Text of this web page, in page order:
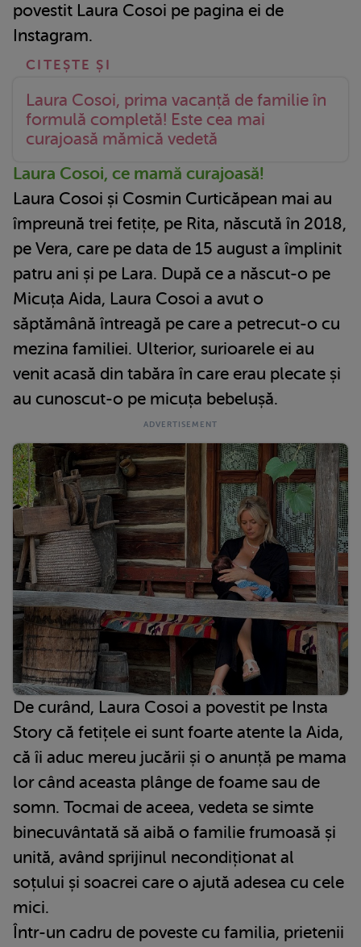
povestit Laura Cosoi pe pagina ei de
Instagram.
Laura Cosoi, prima vacanță de familie în
formulă completă! Este cea mai
curajoasă mămică vedetă
Laura Cosoi, ce mamă curajoasă!
Laura Cosoi și Cosmin Curticăpean mai au
împreună trei fetițe, pe Rita, născută în 2018,
pe Vera, care pe data de 15 august a împlinit
patru ani și pe Lara. După ce a născut-o pe
Micuța Aida, Laura Cosoi a avut o
săptămână întreagă pe care a petrecut-o cu
mezina familiei. Ulterior, surioarele ei au
venit acasă din tabăra în care erau plecate și
au cunoscut-o pe micuța bebelușă.
De curând, Laura Cosoi a povestit pe Insta
Story că fetițele ei sunt foarte atente la Aida,
că îi aduc mereu jucării și o anunță pe mama
lor când aceasta plânge de foame sau de
somn. Tocmai de aceea, vedeta se simte
binecuvântată să aibă o familie frumoasă și
unită, având sprijinul necondiționat al
soțului și soacrei care o ajută adesea cu cele
mici.
Într-un cadru de poveste cu familia, prietenii